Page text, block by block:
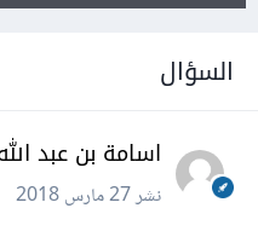
السؤال
اسامة بن عبد الله
نشر27 مارس 2018